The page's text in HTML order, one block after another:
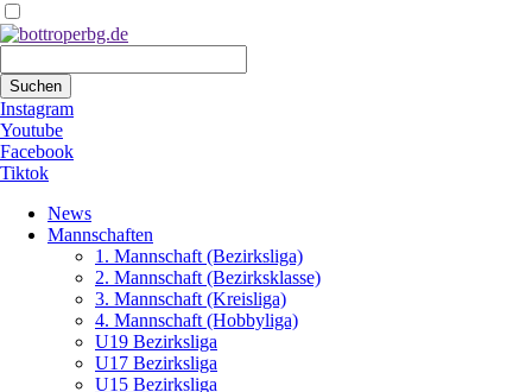
Suchen
Instagram
Youtube
Facebook
Tiktok
überspringen
News
Mannschaften
1. Mannschaft (Bezirksliga)
2. Mannschaft (Bezirksklasse)
3. Mannschaft (Kreisliga)
4. Mannschaft (Hobbyliga)
U19 Bezirksliga
U17 Bezirksliga
U15 Bezirksliga